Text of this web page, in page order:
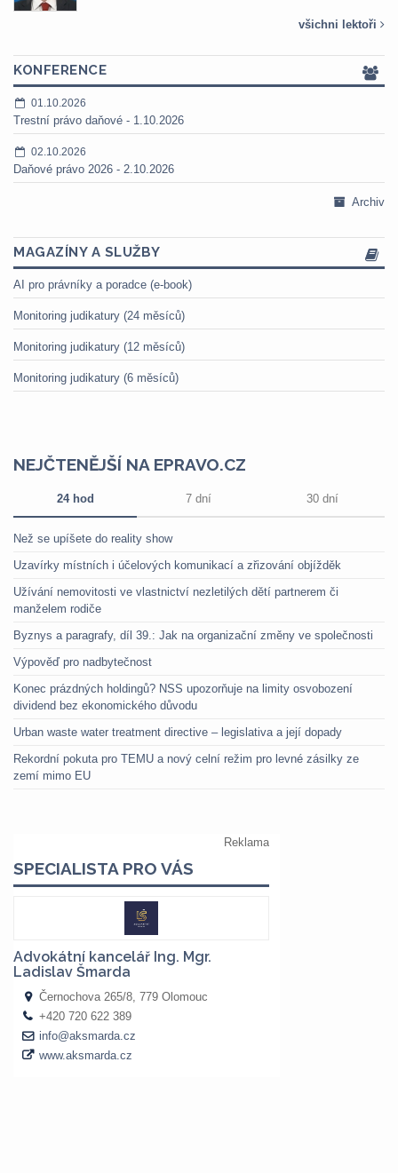
všichni lektoři
KONFERENCE
01.10.2026
Trestní právo daňové - 1.10.2026
02.10.2026
Daňové právo 2026 - 2.10.2026
Archiv
MAGAZÍNY A SLUŽBY
AI pro právníky a poradce (e-book)
Monitoring judikatury (24 měsíců)
Monitoring judikatury (12 měsíců)
Monitoring judikatury (6 měsíců)
NEJČTENĚJŠÍ NA EPRAVO.CZ
24 hod 7 dní 30 dní
Než se upíšete do reality show
Uzavírky místních i účelových komunikací a zřizování objížděk
Užívání nemovitosti ve vlastnictví nezletilých dětí partnerem či
manželem rodiče
Byznys a paragrafy, díl 39.: Jak na organizační změny ve společnosti
Výpověď pro nadbytečnost
Konec prázdných holdingů? NSS upozorňuje na limity osvobození
dividend bez ekonomického důvodu
Urban waste water treatment directive – legislativa a její dopady
Rekordní pokuta pro TEMU a nový celní režim pro levné zásilky ze
zemí mimo EU